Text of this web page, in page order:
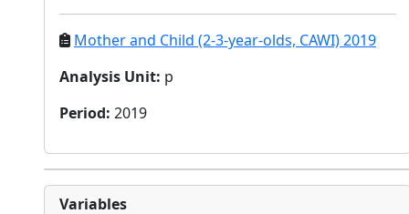
Mother and Child (2-3-year-olds, CAWI) 2019
Analysis Unit: p
Period: 2019
Variables